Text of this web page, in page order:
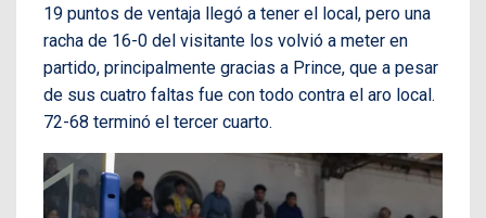
19 puntos de ventaja llegó a tener el local, pero una
racha de 16-0 del visitante los volvió a meter en
partido, principalmente gracias a Prince, que a pesar
de sus cuatro faltas fue con todo contra el aro local.
72-68 terminó el tercer cuarto.